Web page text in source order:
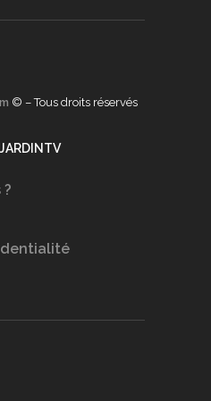
© – Tous droits réservés